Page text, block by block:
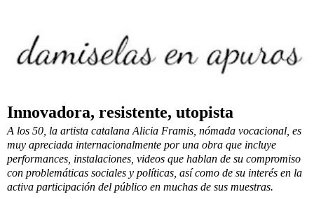
Innovadora, resistente, utopista
A los 50, la artista catalana Alicia Framis, nómada vocacional, es
muy apreciada internacionalmente por una obra que incluye
performances, instalaciones, videos que hablan de su compromiso
con problemáticas sociales y políticas, así como de su interés en la
activa participación del público en muchas de sus muestras.